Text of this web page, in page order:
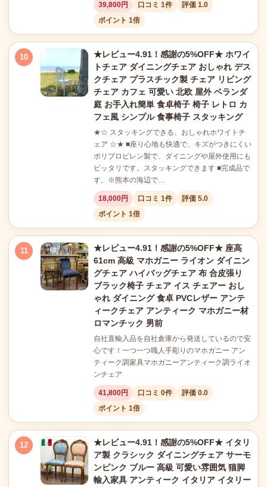
39,800円 口コミ 1件
評価 1.0
ポイント 1倍
10
★レビュー4.91！感謝の5%OFF★ ホワイ
トチェア ダイニングチェア おしゃれ デス
クチェア プラスチック製 チェア リビング
チェア カフェ 可愛い 北欧 屋外 ベランダ
庭 お手入れ簡単 食卓椅子 椅子 レトロ カ
フェ風 シンプル 食事椅子 スタッキング
★☆ スタッキングできる、おしゃれホワイトチ
ェア ☆★ ■座り心地も快適で、キズがつきにくい
ポリプロピレン製で、ダイニングや屋外使用にも
ピッタリです。スタッキングできます ■完成品で
す。※熊本の海辺で…
18,000円 口コミ 1件
評価 5.0
ポイント 1倍
11
★レビュー4.91！感謝の5%OFF★ 座高
61cm 高級 マホガニー ライオン ダイニン
グチェア ハイバッグチェア 布 合皮張り
ブラック椅子 チェア イス チェアー おし
ゃれ ダイニング 食卓 PVCレザー アンテ
ィークチェア アンティーク マホガニー材
ロマンチック 男前
自社直輸入品を自社倉庫から発送しているので安
心です！一つ一つ職人手彫りのマホガニー アン
ティーク調家具マホガニーアンティーク調ライオ
ンチェア
41,800円 口コミ 0件
評価 0.0
ポイント 1倍
12
★レビュー4.91！感謝の5%OFF★ イタリ
ア製 クラシック ダイニングチェア サーモ
ンピンク ブルー 高級 可愛い雰囲気 猫脚
輸入家具 アンティーク イタリア イタリー